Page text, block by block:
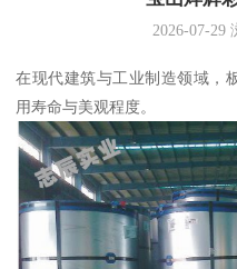
2026-07-29
在现代建筑与工业制造领域，
用寿命与美观程度。